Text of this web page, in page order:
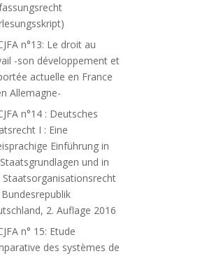
n°13: Le droit au
-son développement et
actuelle en France
Allemagne-
n°14 : Deutsches
I : Eine
Einführung in
und in
Staatsorganisationsrecht
2. Auflage 2016
n° 15: Etude
des systèmes de